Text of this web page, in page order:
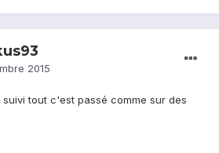
2015
tout c'est passé comme sur des